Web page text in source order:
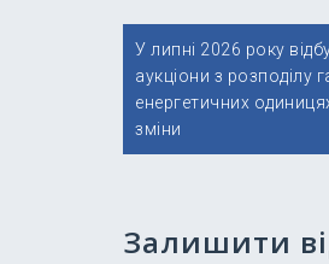
Навігація
записів
У липні 2026 року
аукціони з розподілу
енергетичних
зміни
Залишити